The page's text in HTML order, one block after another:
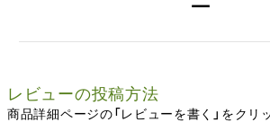
ー
レビューの投稿方法
商品詳細ページの「レビューを書く」をクリ